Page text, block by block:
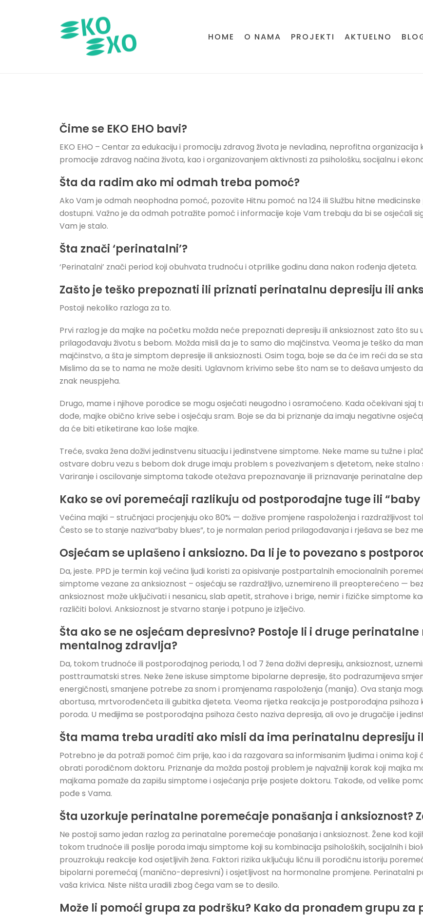
HOME O NAMA PROJEKTI AKTUELNO
Čime se EKO EHO bavi?
EKO EHO – Centar za edukaciju i promociju zdravog života je nevladina, neprofitna
promocije zdravog načina života, kao i organizovanjem aktivnosti za psihološku, socijalnu i
Šta da radim ako mi odmah treba pomoć?
Ako Vam je odmah neophodna pomoć, pozovite Hitnu pomoć na 124 ili Službu hitne
dostupni. Važno je da odmah potražite pomoć i informacije koje Vam trebaju da bi se osjećali
Vam je stalo.
Šta znači ‘perinatalni’?
‘Perinatalni’ znači period koji obuhvata trudnoću i otprilike godinu dana nakon rođenja djeteta.
Zašto je teško prepoznati ili priznati perinatalnu depresiju ili
Postoji nekoliko razloga za to.
Prvi razlog je da majke na početku možda neće prepoznati depresiju ili anksioznost zato što su
prilagođavaju životu s bebom. Možda misli da je to samo dio majčinstva. Veoma je teško da
majčinstvo, a šta je simptom depresije ili anksioznosti. Osim toga, boje se da će im reći da se
Mislimo da se to nama ne može desiti. Uglavnom krivimo sebe što nam se to dešava umjesto
znak neuspjeha.
Drugo, mame i njihove porodice se mogu osjećati neugodno i osramoćeno. Kada očekivani
dođe, majke obično krive sebe i osjećaju sram. Boje se da bi priznanje da imaju negativne
da će biti etiketirane kao loše majke.
Treće, svaka žena doživi jedinstvenu situaciju i jedinstvene simptome. Neke mame su tužne i
ostvare dobru vezu s bebom dok druge imaju problem s povezivanjem s djetetom, neke
Variranje i oscilovanje simptoma takođe otežava prepoznavanje ili priznavanje perinatalne
Kako se ovi poremećaji razlikuju od postporođajne tuge ili “baby
Većina majki – stručnjaci procjenjuju oko 80% — dožive promjene raspoloženja i razdražljivost
Često se to stanje naziva“baby blues”, to je normalan period prilagođavanja i rješava se bez
Osjećam se uplašeno i anksiozno. Da li je to povezano s
Da, jeste. PPD je termin koji većina ljudi koristi za opisivanje postpartalnih emocionalnih
simptome vezane za anksioznost – osjećaju se razdražljivo, uznemireno ili preopterećeno —
anksioznost može uključivati i nesanicu, slab apetit, strahove i brige, nemir i fizičke simptome
različiti bolovi. Anksioznost je stvarno stanje i potpuno je izlječivo.
Šta ako se ne osjećam depresivno? Postoje li i druge
mentalnog zdravlja?
Da, tokom trudnoće ili postporođajnog perioda, 1 od 7 žena doživi depresiju, anksioznost,
posttraumatski stres. Neke žene iskuse simptome bipolarne depresije, što podrazumijeva
energičnosti, smanjene potrebe za snom i promjenama raspoloženja (manija). Ova stanja
abortusa, mrtvorođenčeta ili gubitka djeteta. Veoma rijetka reakcija je postporođajna psihoza
poroda. U medijima se postporođajna psihoza često naziva depresija, ali ovo je drugačije i
Šta mama treba uraditi ako misli da ima perinatalnu depresiju
Potrebno je da potraži pomoć čim prije, kao i da razgovara sa informisanim ljudima i onima koji
obrati porodičnom doktoru. Priznanje da možda postoji problem je najvažniji korak koji majka
majkama pomaže da zapišu simptome i osjećanja prije posjete doktoru. Takođe, od velike
pođe s Vama.
Šta uzorkuje perinatalne poremećaje ponašanja i anksioznost?
Ne postoji samo jedan razlog za perinatalne poremećaje ponašanja i anksioznost. Žene kod
tokom trudnoće ili poslije poroda imaju simptome koji su kombinacija psiholoških, socijalnih i
prouzrokuju reakcije kod osjetljivih žena. Faktori rizika uključuju ličnu ili porodičnu istoriju
bipolarni poremećaj (manično-depresivni) i osjetljivost na hormonalne promjene. Perinatalni
vaša krivica. Niste ništa uradili zbog čega vam se to desilo.
Može li pomoći grupa za podršku? Kako da pronađem grupu za